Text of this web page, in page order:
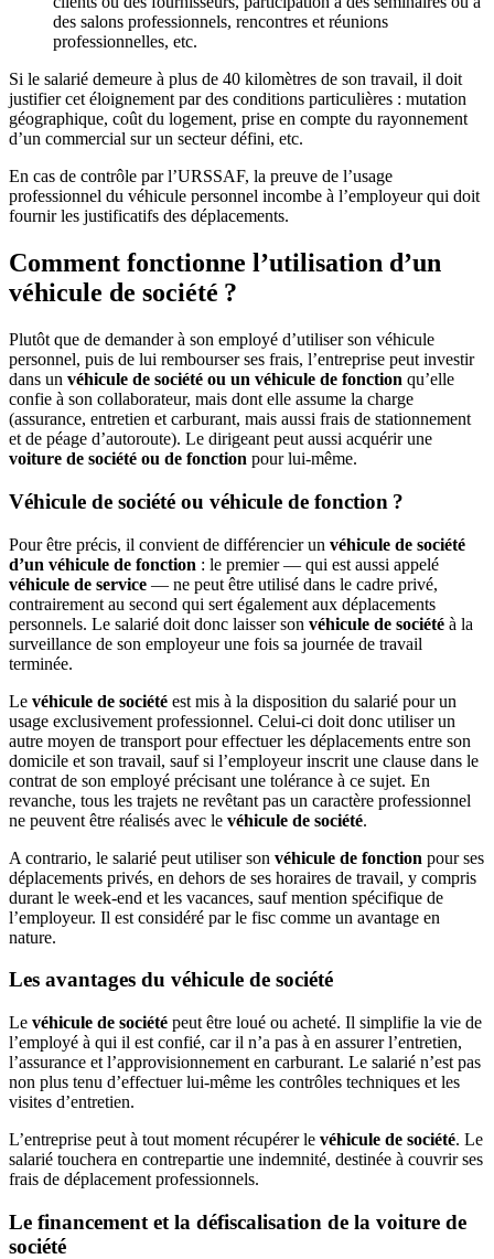
des salons professionnels, rencontres et réunions
professionnelles, etc.
Si le salarié demeure à plus de 40 kilomètres de son travail, il doit
justifier cet éloignement par des conditions particulières : mutation
géographique, coût du logement, prise en compte du rayonnement
d’un commercial sur un secteur défini, etc.
En cas de contrôle par l’URSSAF, la preuve de l’usage
professionnel du véhicule personnel incombe à l’employeur qui doit
fournir les justificatifs des déplacements.
Comment fonctionne l’utilisation d’un
véhicule de société ?
Plutôt que de demander à son employé d’utiliser son véhicule
personnel, puis de lui rembourser ses frais, l’entreprise peut investir
dans un véhicule de société ou un véhicule de fonction qu’elle
confie à son collaborateur, mais dont elle assume la charge
(assurance, entretien et carburant, mais aussi frais de stationnement
et de péage d’autoroute). Le dirigeant peut aussi acquérir une
voiture de société ou de fonction pour lui-même.
Véhicule de société ou véhicule de fonction ?
Pour être précis, il convient de différencier un véhicule de société
d’un véhicule de fonction : le premier — qui est aussi appelé
véhicule de service — ne peut être utilisé dans le cadre privé,
contrairement au second qui sert également aux déplacements
personnels. Le salarié doit donc laisser son véhicule de société à la
surveillance de son employeur une fois sa journée de travail
terminée.
Le véhicule de société est mis à la disposition du salarié pour un
usage exclusivement professionnel. Celui-ci doit donc utiliser un
autre moyen de transport pour effectuer les déplacements entre son
domicile et son travail, sauf si l’employeur inscrit une clause dans le
contrat de son employé précisant une tolérance à ce sujet. En
revanche, tous les trajets ne revêtant pas un caractère professionnel
ne peuvent être réalisés avec le véhicule de société.
A contrario, le salarié peut utiliser son véhicule de fonction pour ses
déplacements privés, en dehors de ses horaires de travail, y compris
durant le week-end et les vacances, sauf mention spécifique de
l’employeur. Il est considéré par le fisc comme un avantage en
nature.
Les avantages du véhicule de société
Le véhicule de société peut être loué ou acheté. Il simplifie la vie de
l’employé à qui il est confié, car il n’a pas à en assurer l’entretien,
l’assurance et l’approvisionnement en carburant. Le salarié n’est pas
non plus tenu d’effectuer lui-même les contrôles techniques et les
visites d’entretien.
L’entreprise peut à tout moment récupérer le véhicule de société. Le
salarié touchera en contrepartie une indemnité, destinée à couvrir ses
frais de déplacement professionnels.
Le financement et la défiscalisation de la voiture de
société